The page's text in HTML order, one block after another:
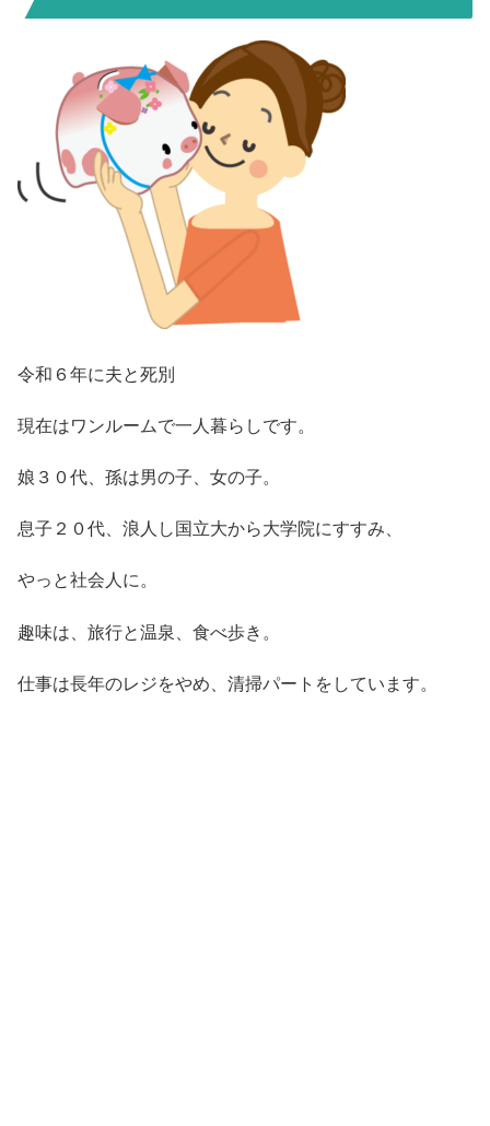
令和６年に夫と死別
現在はワンルームで一人暮らしです。
娘３０代、孫は男の子、女の子。
息子２０代、浪人し国立大から大学院にすすみ、
やっと社会人に。
趣味は、旅行と温泉、食べ歩き。
仕事は長年のレジをやめ、清掃パートをしています。